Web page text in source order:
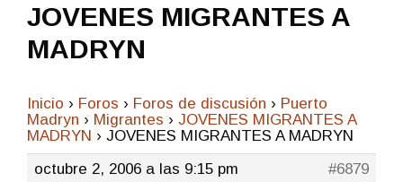
JOVENES MIGRANTES A
MADRYN
Inicio › Foros › Foros de discusión › Puerto
Madryn › Migrantes › JOVENES MIGRANTES A
MADRYN › JOVENES MIGRANTES A MADRYN
octubre 2, 2006 a las 9:15 pm
#6879